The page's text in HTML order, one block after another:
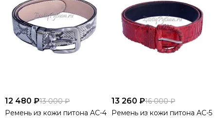
12 480 ₽13 000 ₽
Ремень из кожи питона AC-4
13 260 ₽16 000 ₽
Ремень из кожи питона AC-5